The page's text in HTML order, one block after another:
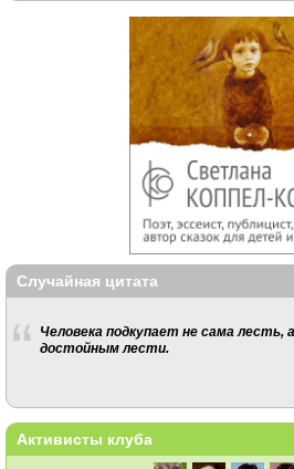
Случайная цитата
Человека подкупает не сама
достойным лести.
Активисты клуба